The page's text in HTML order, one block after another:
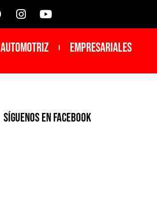
Automotriz Empresariales
SíGUENOS EN FACEBOOK